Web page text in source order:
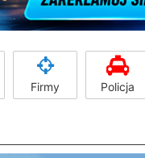
Firmy Policja